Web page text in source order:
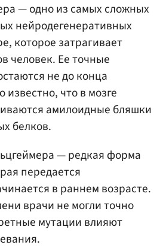
— одно из самых сложных
нейродегенеративных
которое затрагивает
человек. Ее точные
не до конца
что в мозге
амилоидные бляшки
белков.
— редкая форма
передается
в раннем возрасте.
врачи не могли точно
мутации влияют